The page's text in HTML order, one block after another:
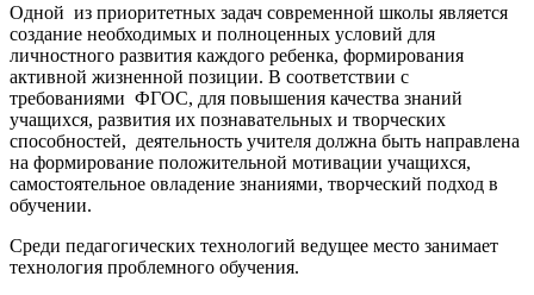
Одной из приоритетных задач современной школы является
создание необходимых и полноценных условий для
личностного развития каждого ребенка, формирования
активной жизненной позиции. В соответствии с
требованиями ФГОС, для повышения качества знаний
учащихся, развития их познавательных и творческих
способностей, деятельность учителя должна быть направлена
на формирование положительной мотивации учащихся,
самостоятельное овладение знаниями, творческий подход в
обучении.
Среди педагогических технологий ведущее место занимает
технология проблемного обучения.